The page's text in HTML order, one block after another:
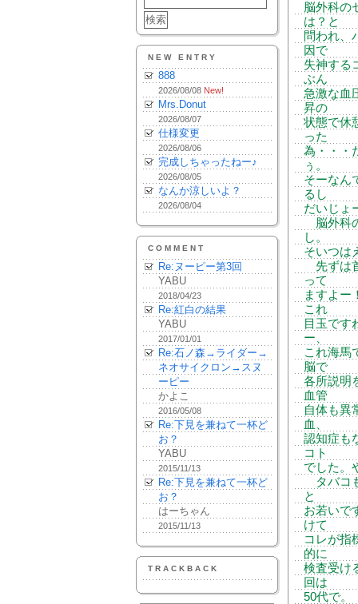
NEW ENTRY
888
2026/08/08 New!
Mrs.Donut
2026/08/07
仕様変更
2026/08/06
完成しちゃったねー♪
2026/08/05
なんか涼しいよ？
2026/08/04
COMMENT
Re:ヌーピー第3回
YABU
2018/04/23
Re:紅白の結果
YABU
2017/01/01
Re:石ノ森→ライダー→
ネオサイクロン→スヌ
ーピー
かよこ
2016/05/08
Re:下見を兼ねて一杯ど
お？
YABU
2015/11/13
Re:下見を兼ねて一杯ど
お？
はーちゃん
2015/11/13
TRACKBACK
脳外科の
は？と
問われ、
因で
失神する
ぶん
急激な血
昇の
状態で休
った
為・・・
ぅ。
そーなん
るし
だいじょ
脳外科
し。
そいつは
先ずは
って
ますよー
これ
目玉です
ー、
これ海馬
脳で
各所説明
血管
自体も異
血、
認知症も
コト
でした。
タバコ
と
お若いで
けて
コレが指
的に
検査受け
回は
50代で。